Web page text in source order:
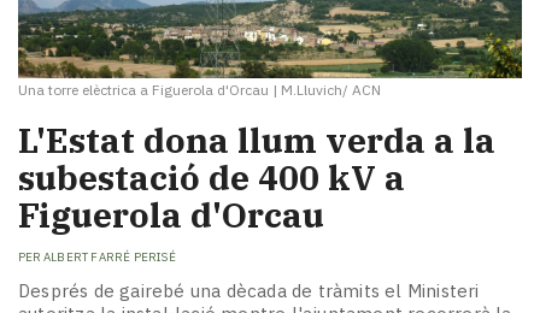
mitjans
El
temps
Reportatges
Entrevistes
Enquestes
A
escena!
Dis
la
teva!
Una torre elèctrica a Figuerola d'Orcau | M.Lluvich/ ACN
L'Estat dona llum verda a la
subestació de 400 kV a
Figuerola d'Orcau
PER ALBERT FARRÉ PERISÉ
Després de gairebé una dècada de tràmits el Ministeri